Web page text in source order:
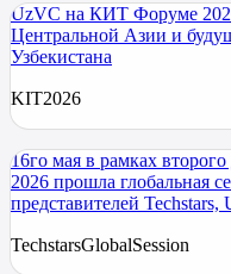
UzVC на КИТ Форуме
Центральной Азии и
Узбекистана
KIT2026
16го мая в рамках
2026 прошла глобальная
представителей
TechstarsGlobalSession